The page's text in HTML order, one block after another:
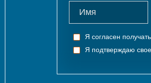
Я согласен
Я подтверждаю